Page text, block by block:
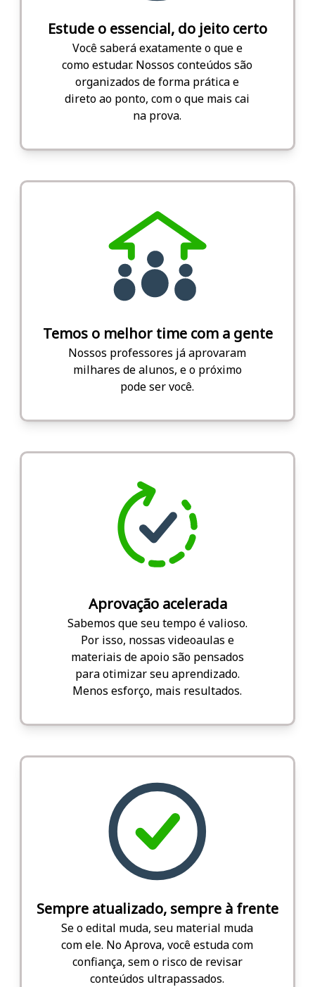
Estude o essencial, do jeito certo
Você saberá exatamente o que e
como estudar. Nossos conteúdos são
organizados de forma prática e
direto ao ponto, com o que mais cai
na prova.
Temos o melhor time com a gente
Nossos professores já aprovaram
milhares de alunos, e o próximo
pode ser você.
Aprovação acelerada
Sabemos que seu tempo é valioso.
Por isso, nossas videoaulas e
materiais de apoio são pensados
para otimizar seu aprendizado.
Menos esforço, mais resultados.
Sempre atualizado, sempre à frente
Se o edital muda, seu material muda
com ele. No Aprova, você estuda com
confiança, sem o risco de revisar
conteúdos ultrapassados.